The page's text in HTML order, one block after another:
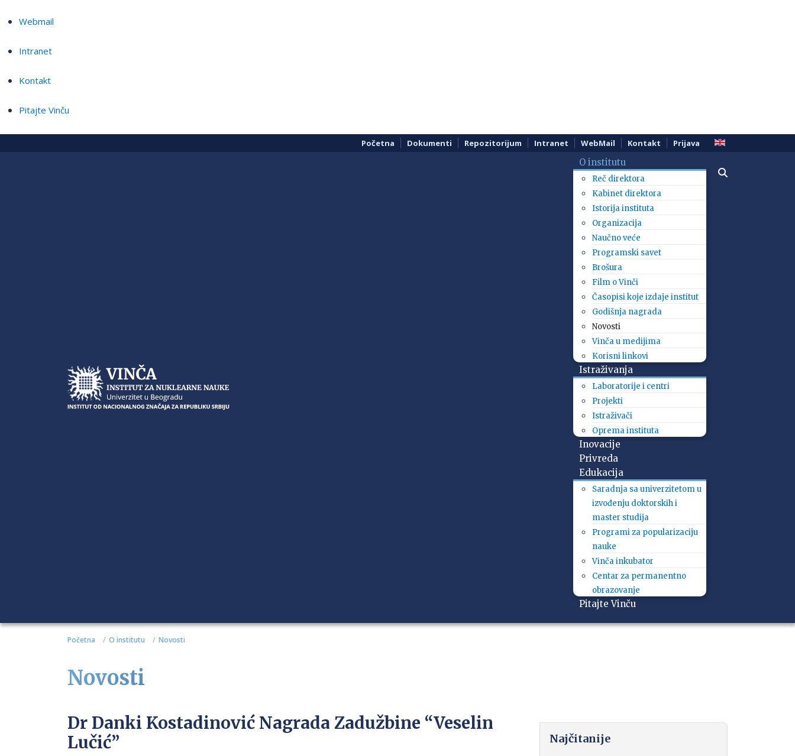
Webmail
Intranet
Kontakt
Pitajte Vinču
Početna Dokumenti Repozitorijum Intranet WebMail Kontakt Prijava
O institutu
Reč direktora
Kabinet direktora
Istorija instituta
Organizacija
Naučno veće
Programski savet
Brošura
Film o Vinči
Časopisi koje izdaje institut
Godišnja nagrada
Novosti
Vinča u medijima
Korisni linkovi
Istraživanja
Laboratorije i centri
Projekti
Istraživači
Oprema instituta
Inovacije
Privreda
Edukacija
Saradnja sa univerzitetom u
izvođenju doktorskih i
master studija
Programi za popularizaciju
nauke
Vinča inkubator
Centar za permanentno
obrazovanje
Pitajte Vinču
Početna O institutu Novosti
Novosti
Dr Danki Kostadinović Nagrada Zadužbine “Veselin
Lučić”
Najčitanije